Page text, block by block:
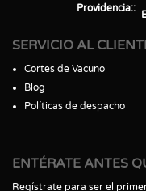
Providencia:
SERVICIO AL
Cortes de Vacuno
Blog
Políticas de despacho
ENTÉRATE ANTES
Regístrate para ser el